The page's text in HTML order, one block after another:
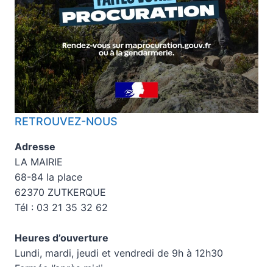
RETROUVEZ-NOUS
Adresse
LA MAIRIE
68-84 la place
62370 ZUTKERQUE
Tél : 03 21 35 32 62
Heures d’ouverture
Lundi, mardi, jeudi et vendredi de 9h à 12h30